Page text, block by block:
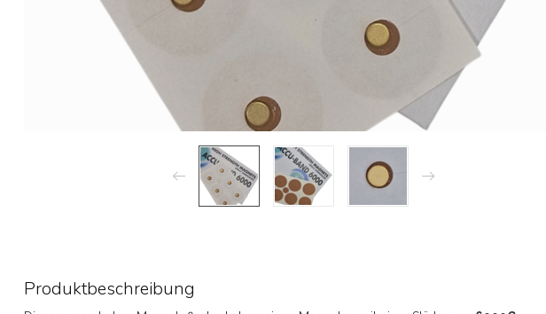
Produktbeschreibung